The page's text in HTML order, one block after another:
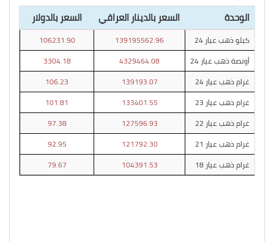
الوحدة السعر بالدينار العراقي السعر بالدولار
كيلو ذهب عيار 24 139195562.96
106231.90
أونصة ذهب عيار 24
4329464.08
3304.18
غرام ذهب عيار 24
139193.07
106.23
غرام ذهب عيار 23
133401.55
101.81
غرام ذهب عيار 22
127596.93
97.38
غرام ذهب عيار 21
121792.30
92.95
غرام ذهب عيار 18
104391.53
79.67